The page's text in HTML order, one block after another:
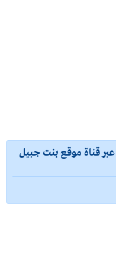
قناة موقع بنت جبيل